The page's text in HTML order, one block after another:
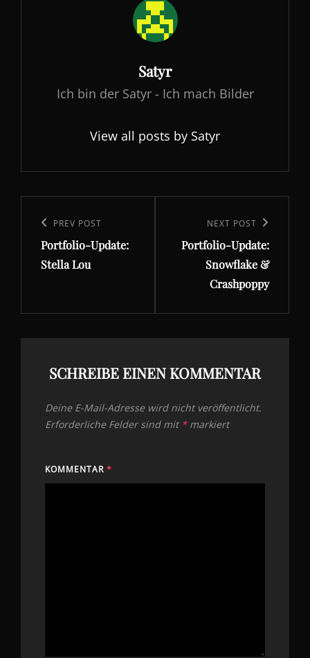
Author:
Satyr
Ich bin der Satyr - Ich mach Bilder
View all posts by Satyr
Previous
Post
PREV POST
Portfolio-Update:
Stella Lou
Post
NEXT POST
Portfolio-Update:
Snowflake &
Crashpoppy
SCHREIBE EINEN KOMMENTAR
Deine E-Mail-Adresse wird nicht veröffentlicht.
Erforderliche Felder sind mit *markiert
KOMMENTAR *